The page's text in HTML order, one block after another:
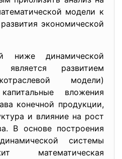
модели к
экономической
ниже динамической
развитием
модели)
вложения
конечной продукции,
и влияние на рост
В основе построения
системы
математическая